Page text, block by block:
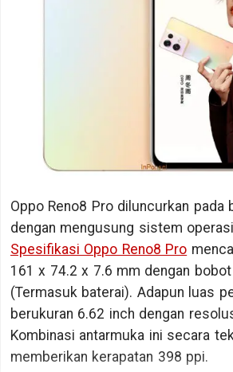
Oppo Reno8 Pro diluncurkan pada
dengan mengusung sistem
Spesifikasi Oppo Reno8 Pro
161 x 74.2 x 7.6 mm dengan
(Termasuk baterai). Adapun luas
berukuran 6.62 inch dengan
Kombinasi antarmuka ini secara
memberikan kerapatan 398 ppi.